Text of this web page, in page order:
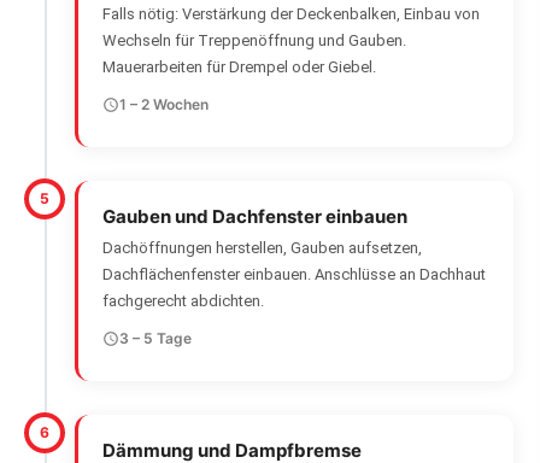
Falls nötig: Verstärkung der Deckenbalken, Einbau von
Wechseln für Treppenöffnung und Gauben.
Mauerarbeiten für Drempel oder Giebel.
1 – 2 Wochen
5
Gauben und Dachfenster einbauen
Dachöffnungen herstellen, Gauben aufsetzen,
Dachflächenfenster einbauen. Anschlüsse an Dachhaut
fachgerecht abdichten.
3 – 5 Tage
6
Dämmung und Dampfbremse